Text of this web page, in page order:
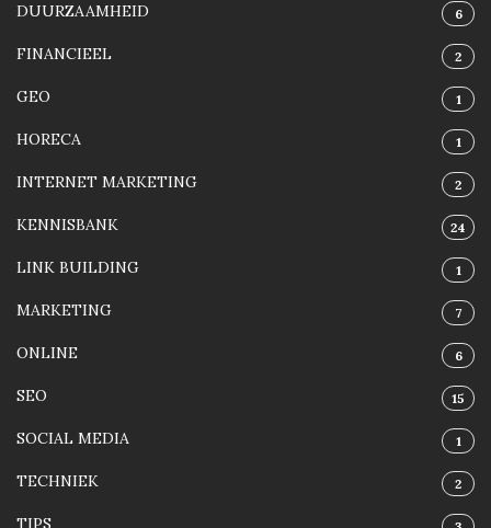
DUURZAAMHEID 6
FINANCIEEL 2
GEO 1
HORECA 1
INTERNET MARKETING 2
KENNISBANK 24
LINK BUILDING 1
MARKETING 7
ONLINE 6
SEO 15
SOCIAL MEDIA 1
TECHNIEK 2
TIPS